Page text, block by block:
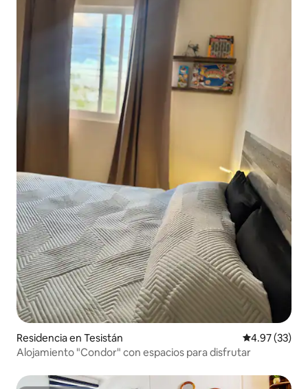
Residencia en Tesistán Calificación
4.97 (33)
Alojamiento "Condor" con espacios para disfrutar